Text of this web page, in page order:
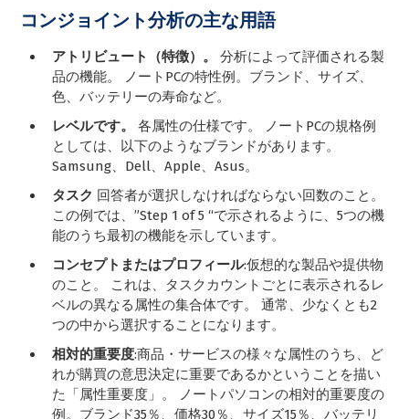
コンジョイント分析の主な用語
アトリビュート（特徴）。
分析によって評価される製
品の機能。 ノートPCの特性例。ブランド、サイズ、
色、バッテリーの寿命など。
レベルです。
各属性の仕様です。 ノートPCの規格例
としては、以下のようなブランドがあります。
Samsung、Dell、Apple、Asus。
タスク 回答者が選択しなければならない回数のこと。
この例では、”Step 1 of 5 “で示されるように、5つの機
能のうち最初の機能を示しています。
コンセプトまたはプロフィール:仮想的な製品や提供物
のこと。 これは、タスクカウントごとに表示されるレ
ベルの異なる属性の集合体です。 通常、少なくとも2
つの中から選択することになります。
相対的重要度:商品・サービスの様々な属性のうち、ど
れが購買の意思決定に重要であるかということを描い
た「属性重要度」。 ノートパソコンの相対的重要度の
例。ブランド35％、価格30％、サイズ15％、バッテリ